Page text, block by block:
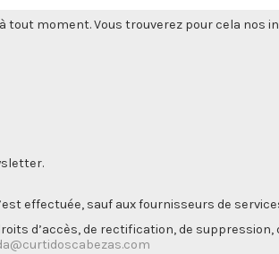
tout moment. Vous trouverez pour cela
effectuée, sauf aux fournisseurs de
d’accès, de rectification, de